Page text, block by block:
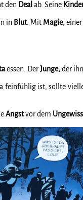
den Deal ab. Seine
in Blut. Mit Magie, einer
essen. DerJunge, der
feinfühlig ist, sollte
Angstvor dem